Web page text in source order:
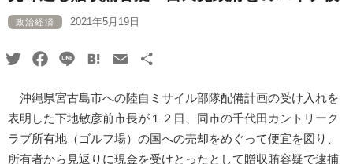
政治経済 2021年5月19日
TwitterFacebook
Line HatenaEmail
沖縄県宮古島市への陸自ミサイル部隊配備計画の受け入れを
表明した下地敏彦前市長が１２日、同市の千代田カントリーク
ラブ所有地（ゴルフ場）の国への売却をめぐって便宜を図り、
所有者から見返りに現金を受けとったとして贈収賄容疑で逮捕